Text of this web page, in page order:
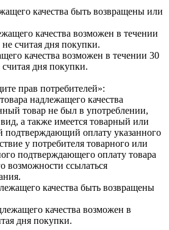
качества быть возвращены или
качества возможен в течении
считая дня покупки.
качества возможен в течении 30
дня покупки.
прав потребителей»:
надлежащего качества
товар не был в употреблении,
а также имеется товарный или
подтверждающий оплату указанного
у потребителя товарного или
подтверждающего оплату товара
возможности ссылаться
качества быть возвращены
качества возможен в
дня покупки.